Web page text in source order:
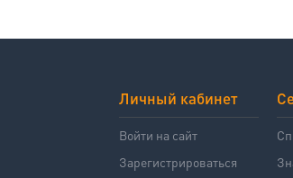
Личный кабинет
Войти на сайт
Зарегистрироваться